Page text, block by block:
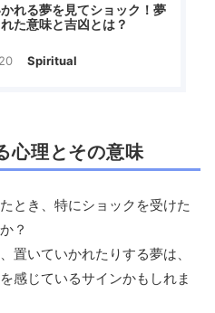
れる夢を見てショック！夢
た意味と吉凶とは？
Spiritual
心理とその意味
とき、特にショックを受けた
？
置いていかれたりする夢は、
感じているサインかもしれま